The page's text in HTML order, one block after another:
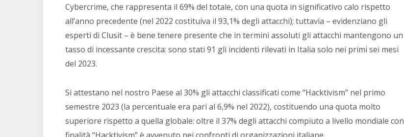
Cybercrime, che rappresenta il 69% del totale, con una quota in significativo calo rispetto
all’anno precedente (nel 2022 costituiva il 93,1% degli attacchi); tuttavia – evidenziano gli
esperti di Clusit – è bene tenere presente che in termini assoluti gli attacchi mantengono un
tasso di incessante crescita: sono stati 91 gli incidenti rilevati in Italia solo nei primi sei mesi
del 2023.
Si attestano nel nostro Paese al 30% gli attacchi classificati come “Hacktivism” nel primo
semestre 2023 (la percentuale era pari al 6,9% nel 2022), costituendo una quota molto
superiore rispetto a quella globale: oltre il 37% degli attacchi compiuto a livello mondiale con